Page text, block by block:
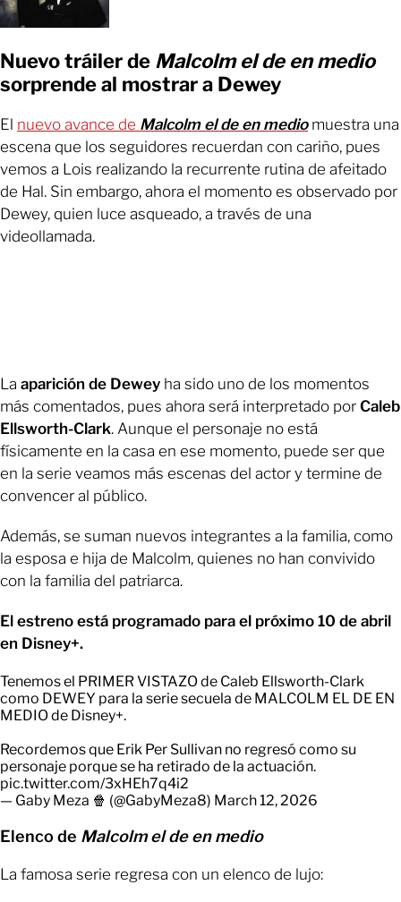
Nuevo tráiler de Malcolm el de en medio
sorprende al mostrar a Dewey
El nuevo avance de Malcolm el de en mediomuestra una
escena que los seguidores recuerdan con cariño, pues
vemos a Lois realizando la recurrente rutina de afeitado
de Hal. Sin embargo, ahora el momento es observado por
Dewey, quien luce asqueado, a través de una
videollamada.
La aparición de Dewey ha sido uno de los momentos
más comentados, pues ahora será interpretado por Caleb
Ellsworth-Clark. Aunque el personaje no está
físicamente en la casa en ese momento, puede ser que
en la serie veamos más escenas del actor y termine de
convencer al público.
Además, se suman nuevos integrantes a la familia, como
la esposa e hija de Malcolm, quienes no han convivido
con la familia del patriarca.
El estreno está programado para el próximo 10 de abril
en Disney+.
Tenemos el PRIMER VISTAZO de Caleb Ellsworth-Clark
como DEWEY para la serie secuela de MALCOLM EL DE EN
MEDIO de Disney+.
Recordemos que Erik Per Sullivan no regresó como su
personaje porque se ha retirado de la actuación.
pic.twitter.com/3xHEh7q4i2
— Gaby Meza 🍿 (@GabyMeza8) March 12, 2026
Elenco de Malcolm el de en medio
La famosa serie regresa con un elenco de lujo: